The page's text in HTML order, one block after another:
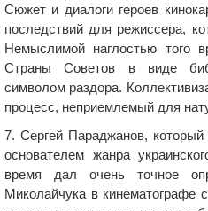
Сюжет и диалоги героев
последствий для режиссера,
Немыслимой наглостью того
Страны Советов в виде
символом раздора.
процесс, неприемлемый для
7. Сергей Параджанов,
основателем жанра
время дал очень точное
Миколайчука в кинематографе